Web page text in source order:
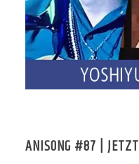
ANISONG #87 | JETZT